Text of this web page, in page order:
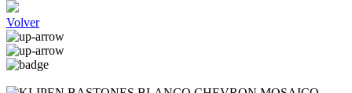
Volver